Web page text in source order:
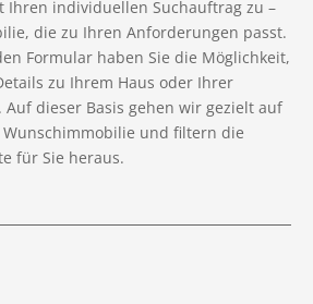
Ihren individuellen Suchauftrag zu –
die zu Ihren Anforderungen passt.
Formular haben Sie die Möglichkeit,
zu Ihrem Haus oder Ihrer
dieser Basis gehen wir gezielt auf
und filtern die
für Sie heraus.